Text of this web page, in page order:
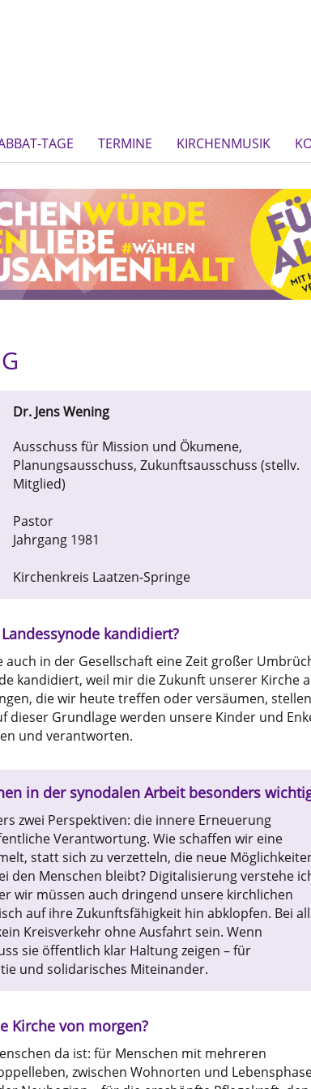
TAGE TERMINE KIRCHENMUSIK
Dr. Jens Wening
Ausschuss für Mission und Ökumene,
Planungsausschuss, Zukunftsausschuss (stellv.
Mitglied)
Pastor
Jahrgang 1981
Kirchenkreis Laatzen-Springe
kandidiert?
in der Gesellschaft eine Zeit großer
kandidiert, weil mir die Zukunft unserer Kirche
die wir heute treffen oder versäumen, stellen
dieser Grundlage werden unsere Kinder und
und verantworten.
in der synodalen Arbeit besonders
zwei Perspektiven: die innere Erneuerung
Verantwortung. Wie schaffen wir eine
statt sich zu verzetteln, die neue
den Menschen bleibt? Digitalisierung verstehe
wir müssen auch dringend unsere kirchlichen
auf ihre Zukunftsfähigkeit hin abklopfen. Bei all
Kreisverkehr ohne Ausfahrt sein. Wenn
sie öffentlich klar Haltung zeigen – für
und solidarisches Miteinander.
Kirche von morgen?
da ist: für Menschen mit mehreren
zwischen Wohnorten und